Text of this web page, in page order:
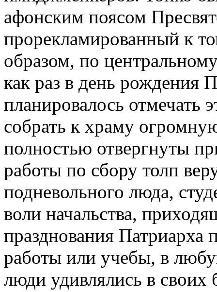
афонским поясом
прорекламированный к
образом, по
как раз в день рождения
планировалось отмечать
собрать к храму
полностью отвергнуты
работы по сбору толп
подневольного люда,
воли начальства,
празднования Патриарха
работы или учебы, в
люди удивлялись в